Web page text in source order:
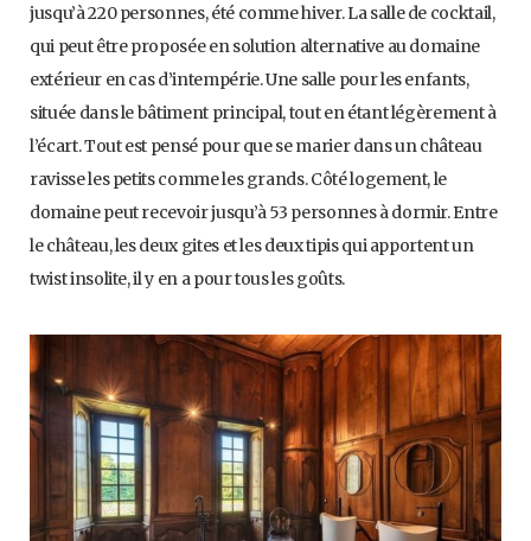
jusqu’à 220 personnes, été comme hiver. La salle de cocktail,
qui peut être proposée en solution alternative au domaine
extérieur en cas d’intempérie. Une salle pour les enfants,
située dans le bâtiment principal, tout en étant légèrement à
l’écart. Tout est pensé pour que se marier dans un château
ravisse les petits comme les grands. Côté logement, le
domaine peut recevoir jusqu’à 53 personnes à dormir. Entre
le château, les deux gites et les deux tipis qui apportent un
twist insolite, il y en a pour tous les goûts.